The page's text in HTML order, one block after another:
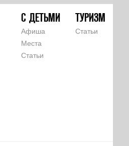
С ДЕТЬМИ
Афиша
Места
Статьи
ТУРИЗМ
Статьи